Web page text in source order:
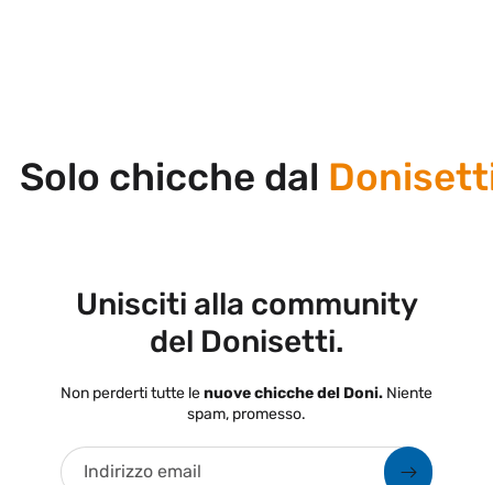
Solo chicche dalDonisetti
Unisciti alla community
del Donisetti.
Non perderti tutte lenuove chicche del Doni. Niente
spam, promesso.
Indirizzo email